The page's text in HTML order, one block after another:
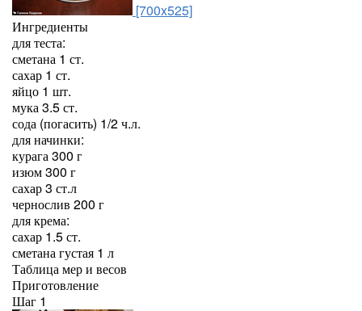
[700x525]
Ингредиенты
для теста:
сметана 1 ст.
сахар 1 ст.
яйцо 1 шт.
мука 3.5 ст.
сода (погасить) 1/2 ч.л.
для начинки:
курага 300 г
изюм 300 г
сахар 3 ст.л
чернослив 200 г
для крема:
сахар 1.5 ст.
сметана густая 1 л
Таблица мер и весов
Приготовление
Шаг 1